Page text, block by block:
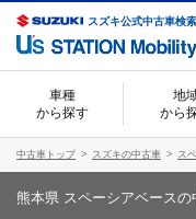
スズキ公式中古車検
車種
から探す
地
から
中古車トップ スズキの中古車 ス
熊本県 スペーシアベースの